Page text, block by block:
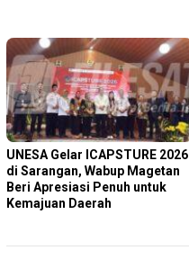
‎UNESA Gelar ICAPSTURE 2026
di Sarangan, Wabup Magetan
Beri Apresiasi Penuh untuk
Kemajuan Daerah